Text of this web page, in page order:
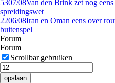
5307/08Van den Brink zet nog
spreidingswet
2206/08Iran en Oman eens over
buitenspel
Forum
Forum
Scrollbar gebruiken
opslaan